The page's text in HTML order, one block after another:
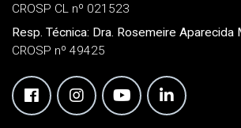
CROSP CL nº 021523
Resp. Técnica: Dra. Rosemeire Aparecida
CROSP nº 49425